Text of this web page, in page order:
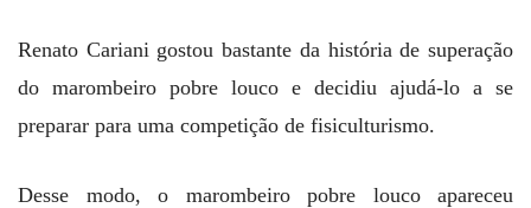
Renato Cariani gostou bastante da história de superação
do marombeiro pobre louco e decidiu ajudá-lo a se
preparar para uma competição de fisiculturismo.
Desse modo, o marombeiro pobre louco apareceu